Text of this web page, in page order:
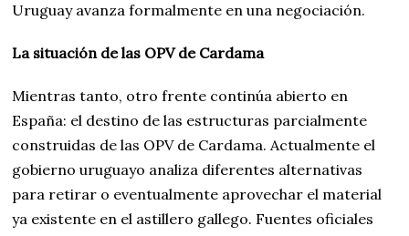
Uruguay avanza formalmente en una negociación.
La situación de las OPV de Cardama
Mientras tanto, otro frente continúa abierto en
España: el destino de las estructuras parcialmente
construidas de las OPV de Cardama. Actualmente el
gobierno uruguayo analiza diferentes alternativas
para retirar o eventualmente aprovechar el material
ya existente en el astillero gallego. Fuentes oficiales